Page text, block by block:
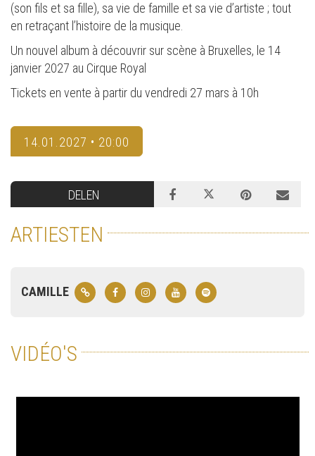
(son fils et sa fille), sa vie de famille et sa vie d’artiste ; tout
en retraçant l’histoire de la musique.
Un nouvel album à découvrir sur scène à Bruxelles, le 14
janvier 2027 au Cirque Royal
Tickets en vente à partir du vendredi 27 mars à 10h
14.01.2027 • 20:00
DELEN
ARTIESTEN
CAMILLE
VIDÉO'S